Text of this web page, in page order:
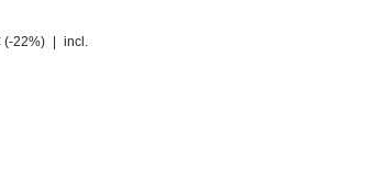
(-22%) incl.